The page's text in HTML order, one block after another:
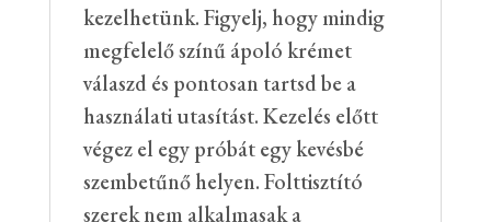
kezelhetünk. Figyelj, hogy mindig
megfelelő színű ápoló krémet
válaszd és pontosan tartsd be a
használati utasítást. Kezelés előtt
végez el egy próbát egy kevésbé
szembetűnő helyen. Folttisztító
szerek nem alkalmasak a